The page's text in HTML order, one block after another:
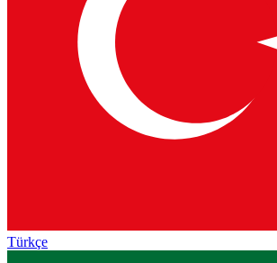
Türkçe